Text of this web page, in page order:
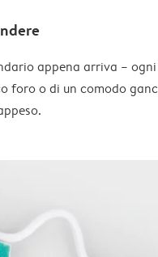
appena arriva – ogni
foro o di un comodo